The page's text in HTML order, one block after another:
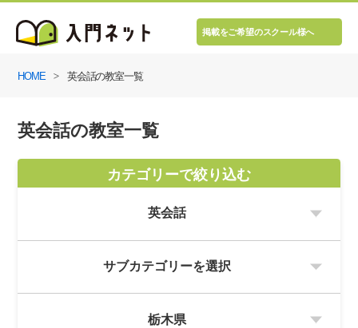
掲載をご希望のスクール様へ
HOME 英会話の教室一覧
英会話の教室一覧
カテゴリーで絞り込む